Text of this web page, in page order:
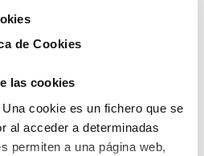
de Cookies
las cookies
Una cookie es un fichero que se
al acceder a determinadas
permiten a una página web,
circular que
materiales es el objetivo
en el que colaboran
y Facsa. Gracias a
[...]
LEER MÁS